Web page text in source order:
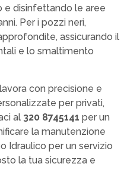
e disinfettando le aree
Per i pozzi neri,
assicurando il
e lo smaltimento
con precisione e
per privati,
al 320 8745141 per un
la manutenzione
Idraulico per un servizio
la tua sicurezza e